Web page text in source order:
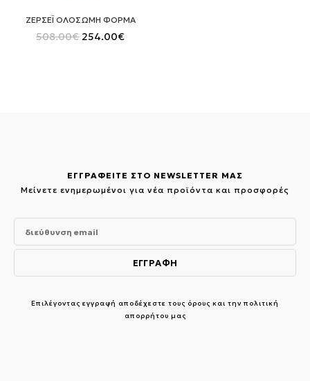
ΖΕΡΣΕΪ ΟΛΟΣΩΜΗ ΦΟΡΜΑ
508.00€ Original
price
254.00€
τρέχουσα
ΕΓΓΡΑΦΕΙΤΕ ΣΤΟ NEWSLETTER ΜΑΣ
Μείνετε ενημερωμένοι για νέα προϊόντα και προσφορές
Επιλέγοντας εγγραφή αποδέχεστε τους όρους και την πολιτική
απορρήτου μας